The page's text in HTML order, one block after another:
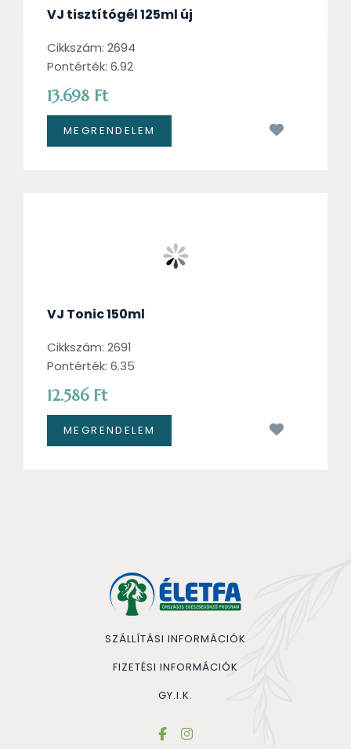
VJ tisztítógél 125ml új
Cikkszám: 2694
Pontérték: 6.92
13.698 Ft
VJ Tonic 150ml
Cikkszám: 2691
Pontérték: 6.35
12.586 Ft
SZÁLLÍTÁSI INFORMÁCIÓK
FIZETÉSI INFORMÁCIÓK
GY.I.K.